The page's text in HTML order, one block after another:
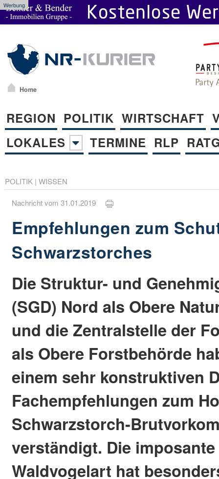
Werbung
Home
REGION POLITIK WIRTSCHAFT
LOKALES
TERMINE RLP
POLITIK | WISSEN
Nachricht vom 31.01.2019
Empfehlungen zum
Schwarzstorches
Die Struktur- und
(SGD) Nord als Obere
und die Zentralstelle der
als Obere Forstbehörde
einem sehr konstruktiven
Fachempfehlungen zum
Schwarzstorch-
verständigt. Die
Waldvogelart hat